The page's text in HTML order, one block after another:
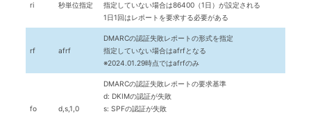
ri 秒単位指定
指定していない場合は86400（1日）が設定される
1日1回はレポートを要求する必要がある
rf afrf
DMARCの認証失敗レポートの形式を指定
指定していない場合はafrfとなる
※2024.01.29時点ではafrfのみ
fo d,s,1,0
DMARCの認証失敗レポートの要求基準
d: DKIMの認証が失敗
s: SPFの認証が失敗